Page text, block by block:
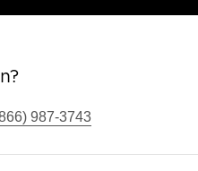
987-3743